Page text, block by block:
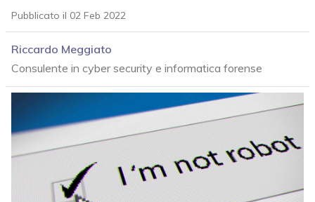
Pubblicato il 02 Feb 2022
Riccardo Meggiato
Consulente in cyber security e informatica forense